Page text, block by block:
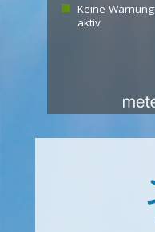
Keine Warnung
aktiv